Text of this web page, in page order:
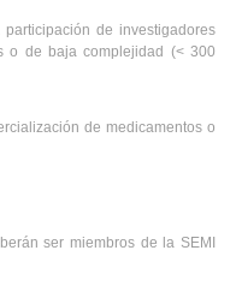
de investigadores
o de baja complejidad (< 300
de medicamentos o
ser miembros de la SEMI